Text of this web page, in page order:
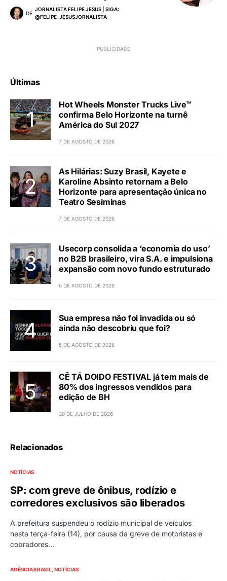
DE
JORNALISTA FELIPE JESUS | SIGA:
@FELIPE_JESUSJORNALISTA
Últimas
Hot Wheels Monster Trucks Live™
confirma Belo Horizonte na turnê
América do Sul 2027
7 DE AGOSTO DE 2026
As Hilárias: Suzy Brasil, Kayete e
Karoline Absinto retornam a Belo
Horizonte para apresentação única no
Teatro Sesiminas
7 DE AGOSTO DE 2026
Usecorp consolida a ‘economia do uso’
no B2B brasileiro, vira S.A. e impulsiona
expansão com novo fundo estruturado
6 DE AGOSTO DE 2026
Sua empresa não foi invadida ou só
ainda não descobriu que foi?
5 DE AGOSTO DE 2026
CÊ TÁ DOIDO FESTIVAL já tem mais de
80% dos ingressos vendidos para
edição de BH
30 DE JULHO DE 2026
Relacionados
NOTÍCIAS
SP: com greve de ônibus, rodízio e
corredores exclusivos são liberados
A prefeitura suspendeu o rodízio municipal de veículos
nesta terça-feira (14), por causa da greve de motoristas e
cobradores…
AGÊNCIA BRASIL NOTÍCIAS